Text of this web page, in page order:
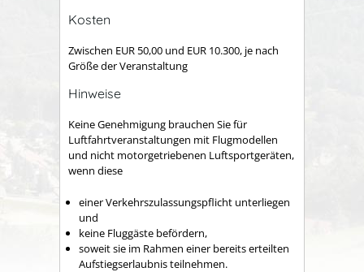
Kosten
Zwischen EUR 50,00 und EUR 10.300, je nach
Größe der Veranstaltung
Hinweise
Keine Genehmigung brauchen Sie für
Luftfahrtveranstaltungen mit Flugmodellen
und nicht motorgetriebenen Luftsportgeräten,
wenn diese
einer Verkehrszulassungspflicht unterliegen
und
keine Fluggäste befördern,
soweit sie im Rahmen einer bereits erteilten
Aufstiegserlaubnis teilnehmen.